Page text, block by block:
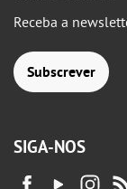
Receba a
Subscrever
SIGA-NOS